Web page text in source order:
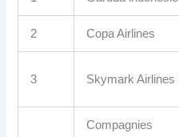
2 Copa Airlines
3 Skymark Airlines
Compagnies